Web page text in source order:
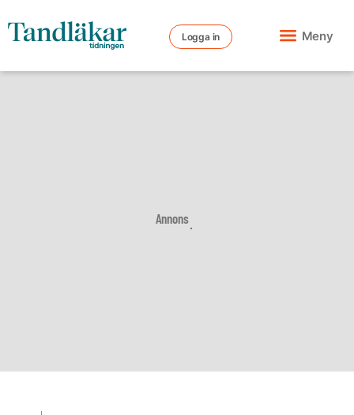
Logga in Meny
Annons